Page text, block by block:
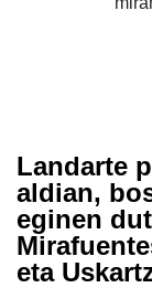
Landarte
aldian,
eginen
eta